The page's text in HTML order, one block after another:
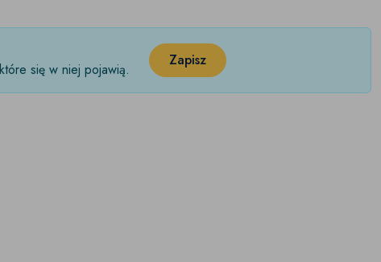
się w niej pojawią.
Zapisz